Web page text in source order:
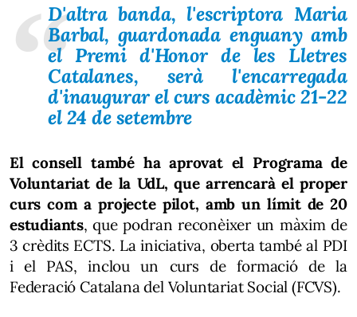
D'altra banda, l'escriptora Maria
Barbal, guardonada enguany amb
el Premi d'Honor de les Lletres
Catalanes, serà l'encarregada
d'inaugurar el curs acadèmic 21-22
el 24 de setembre
El consell també ha aprovat el Programa de
Voluntariat de la UdL, que arrencarà el proper
curs com a projecte pilot, amb un límit de 20
estudiants, que podran reconèixer un màxim de
3 crèdits ECTS. La iniciativa, oberta també al PDI
i el PAS, inclou un curs de formació de la
Federació Catalana del Voluntariat Social (FCVS).